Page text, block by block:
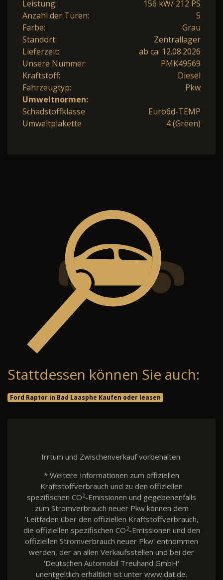
Leistung:
156 kW/ 212 PS
Anzahl der Türen:
5
Farbe:
Grau
Standort:
Zentrallager
Lieferzeit:
ab ca. 12.08.2026
Unsere Nummer:
PMK49569
Kraftstoff:
Diesel
Fahrzeugtyp:
Pkw
Umweltnormen:
Schadstoffklasse
Euro6d-TEMP
Umweltplakette
4 (Green)
Stattdessen können Sie auch:
Ford Raptor in Bad Laasphe Kaufen oder leasen
Irrtum und Zwischenverkauf vorbehalten.
* Weitere Informationen zum offiziellen
Kraftstoffverbrauch und zu den offiziellen
spezifischen CO2-Emissionen und gegebenenfalls
zum Stromverbrauch neuer Pkw können dem
'Leitfaden über den offiziellen Kraftstoffverbrauch,
die offiziellen spezifischen CO2-Emissionen und den
offiziellen Stromverbrauch neuer Pkw' entnommen
werden, der an allen Verkaufsstellen und bei der
'Deutschen Automobil Treuhand GmbH'
unentgeltlich erhältlich ist unter www.dat.de.